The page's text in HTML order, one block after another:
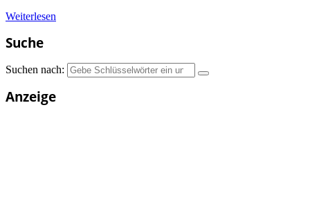
Weiterlesen
Suche
Suchen nach:
Anzeige